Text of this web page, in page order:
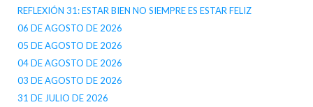
REFLEXIÓN 31: ESTAR BIEN NO SIEMPRE ES ESTAR FELIZ
06 DE AGOSTO DE 2026
05 DE AGOSTO DE 2026
04 DE AGOSTO DE 2026
03 DE AGOSTO DE 2026
31 DE JULIO DE 2026